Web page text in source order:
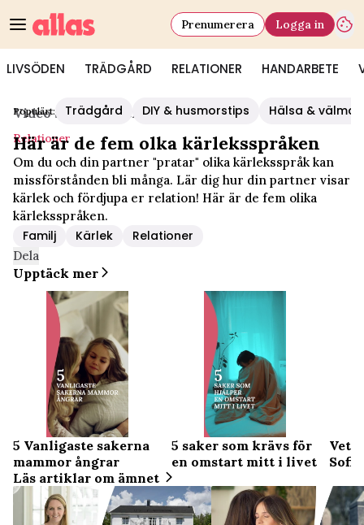
LIVSÖDEN TRÄDGÅRD RELATIONER HANDARBETE
Prenumerera Logga in
Populärt: Trädgård DIY & husmorstips Hälsa &
Video Start/Relationer
Relationer
Här är de fem olka kärleksspråken
Om du och din partner "pratar" olika kärleksspråk kan
missförstånden bli många. Lär dig hur din partner visar
kärlek och fördjupa er relation! Här är de fem olika
kärleksspråken.
Familj Kärlek Relationer
Dela
Upptäck mer
5 Vanligaste sakerna
mammor ångrar
5 saker som krävs för
en omstart mitt i livet
Vett
Läs artiklar om ämnet